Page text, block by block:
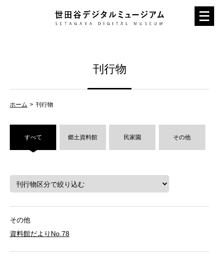
メ
ニ
刊行物
ホーム 刊行物
すべて 郷土資料館 民家園 その他
その他
資料館だよりNo.78